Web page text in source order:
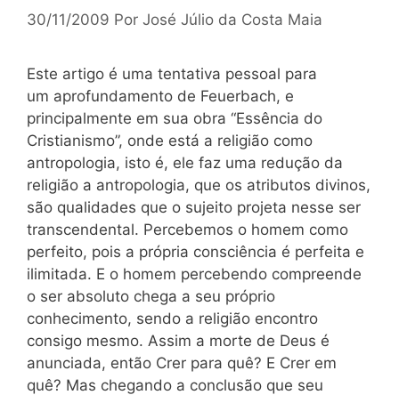
30/11/2009 Por José Júlio da Costa Maia
Este artigo é uma tentativa pessoal para
um aprofundamento de Feuerbach, e
principalmente em sua obra “Essência do
Cristianismo”, onde está a religião como
antropologia, isto é, ele faz uma redução da
religião a antropologia, que os atributos divinos,
são qualidades que o sujeito projeta nesse ser
transcendental. Percebemos o homem como
perfeito, pois a própria consciência é perfeita e
ilimitada. E o homem percebendo compreende
o ser absoluto chega a seu próprio
conhecimento, sendo a religião encontro
consigo mesmo. Assim a morte de Deus é
anunciada, então Crer para quê? E Crer em
quê? Mas chegando a conclusão que seu